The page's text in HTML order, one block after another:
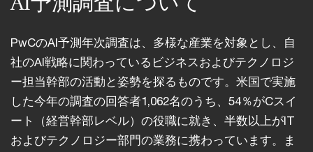
PwCのAI予測年次調査は、多様な産業を対象とし、自
社のAI戦略に関わっているビジネスおよびテクノロジ
ー担当幹部の活動と姿勢を探るものです。米国で実施
した今年の調査の回答者1,062名のうち、54％がCスイ
ート（経営幹部レベル）の役職に就き、半数以上がIT
およびテクノロジー部門の業務に携わっています。ま